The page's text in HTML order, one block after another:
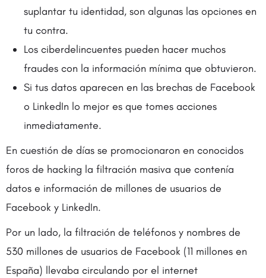
suplantar tu identidad, son algunas las opciones en
tu contra.
Los ciberdelincuentes pueden hacer muchos
fraudes con la información mínima que obtuvieron.
Si tus datos aparecen en las brechas de Facebook
o LinkedIn lo mejor es que tomes acciones
inmediatamente.
En cuestión de días se promocionaron en conocidos
foros de hacking la filtración masiva que contenía
datos e información de millones de usuarios de
Facebook y LinkedIn.
Por un lado, la filtración de teléfonos y nombres de
530 millones de usuarios de Facebook (11 millones en
España) llevaba circulando por el internet